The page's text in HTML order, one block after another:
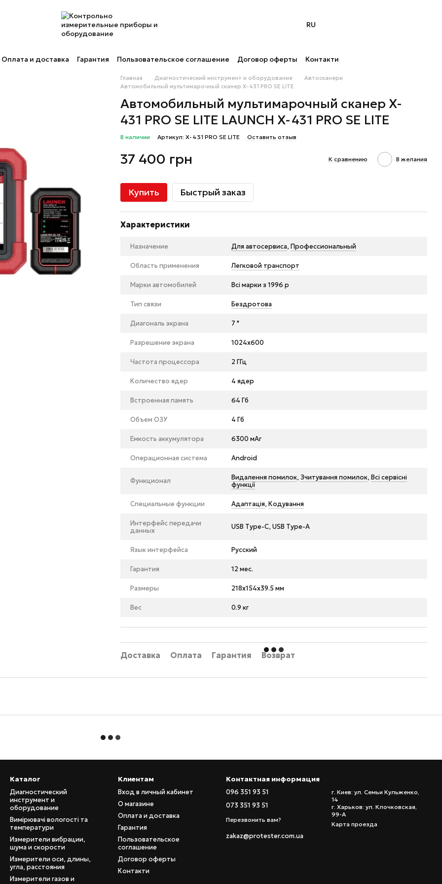
RU
Оплата и доставка Гарантия Пользовательское соглашение Договор оферты Контакти
Главная Диагностический инструмент и оборудование
Автосканери
Автомобильный мультимарочный сканер X-431 PRO SE LITE
Автомобильный мультимарочный сканер X-
431 PRO SE LITE LAUNCH X-431 PRO SE LITE
В наличии Артикул: X-431 PRO SE LITE Оставить отзыв
37 400 грн К сравнению В желания
Купить Быстрый заказ
Характеристики
Назначение Для автосервиса, Профессиональный
Область применения Легковой транспорт
Марки автомобилей Всі марки з 1996 р
Тип связи Бездротова
Диагональ экрана 7 "
Разрешение экрана 1024x600
Частота процессора 2 ГГц
Количество ядер 4 ядер
Встроенная память 64 Гб
Объем ОЗУ 4 Гб
Емкость аккумулятора 6300 мАг
Операционная система Android
Функционал Видалення помилок, Зчитування помилок, Всі сервісні
функції
Специальные функции Адаптація, Кодування
Интерфейс передачи
данных
USB Tуpe-C, USB Type-A
Язык интерфейса Русский
Гарантия 12 мес.
Размеры 218x154x39.5 мм
Вес 0.9 кг
Доставка Оплата Гарантия Возврат
Каталог
Диагностический
инструмент и
оборудование
Вимірювачі вологості та
температури
Измерители вибрации,
шума и скорости
Измерители оси, длины,
угла, расстояния
Измерители газов и
Клиентам
Вход в личный кабинет
О магазине
Оплата и доставка
Гарантия
Пользовательское
соглашение
Договор оферты
Контакти
Контактная информация
096 351 93 51
073 351 93 51
Перезвонить вам?
zakaz@protester.com.ua
г. Киев: ул. Семьи Кульженко,
14
г. Харьков: ул. Клочковская,
99-А
Карта проезда